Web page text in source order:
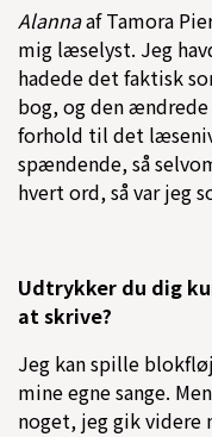
Alannaaf Tamora
mig læselyst. Jeg
hadede det faktisk
bog, og den
forhold til det
spændende, så
hvert ord, så var jeg
Udtrykker du dig
at skrive?
Jeg kan spille
mine egne sange.
noget, jeg gik videre